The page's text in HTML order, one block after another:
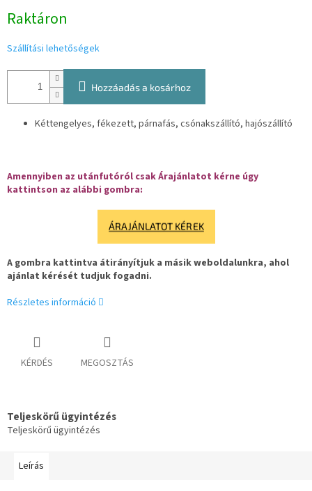
Raktáron
Szállítási lehetőségek
Hozzáadás a kosárhoz
Kéttengelyes, fékezett, párnafás, csónakszállító, hajószállító
Amennyiben az utánfutóról csak Árajánlatot kérne úgy
kattintson az alábbi gombra:
ÁRAJÁNLATOT KÉREK
A gombra kattintva átirányítjuk a másik weboldalunkra, ahol
ajánlat kérését tudjuk fogadni.
Részletes információ
KÉRDÉS MEGOSZTÁS
Teljeskörű ügyintézés
Teljeskörű ügyintézés
Leírás